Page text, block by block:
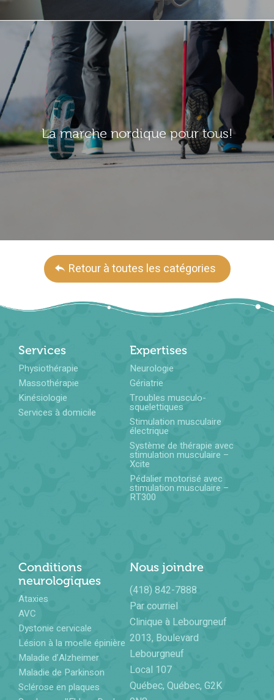
La marche nordique pour tous!
Retour à toutes les catégories
Services
Physiothérapie
Massothérapie
Kinésiologie
Services à domicile
Expertises
Neurologie
Gériatrie
Troubles musculo-
squelettiques
Stimulation musculaire
électrique
Système de thérapie avec
stimulation musculaire –
Xcite
Pédalier motorisé avec
stimulation musculaire –
RT300
Conditions
neurologiques
Ataxies
AVC
Dystonie cervicale
Lésion à la moelle épinière
Maladie d’Alzheimer
Maladie de Parkinson
Sclérose en plaques
Nous joindre
(418) 842-7888
Par courriel
Clinique à Lebourgneuf
2013, Boulevard
Lebourgneuf
Local 107
Québec, Québec, G2K